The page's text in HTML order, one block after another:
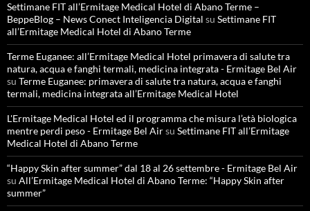
Settimane FIT all’Ermitage Medical Hotel di Abano Terme –
BeppeBlog – News Conect Inteligencia Digital su Settimane FIT
all’Ermitage Medical Hotel di Abano Terme
Terme Euganee: all’Ermitage Medical Hotel primavera di salute tra
natura, acqua e fanghi termali, medicina integrata - Ermitage Bel Air
su Terme Euganee: primavera di salute tra natura, acqua e fanghi
termali, medicina integrata all’Ermitage Medical Hotel
L'Ermitage Medical Hotel ed il programma che misura l’età biologica
mentre perdi peso - Ermitage Bel Airsu Settimane FIT all’Ermitage
Medical Hotel di Abano Terme
“Happy Skin after summer” dal 18 al 26 settembre - Ermitage Bel Air
su All’Ermitage Medical Hotel di Abano Terme: “Happy Skin after
summer”